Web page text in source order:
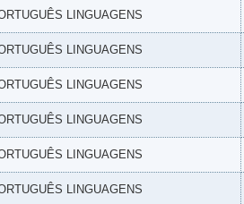
LINGUAGENS
LINGUAGENS
LINGUAGENS
LINGUAGENS
LINGUAGENS
LINGUAGENS